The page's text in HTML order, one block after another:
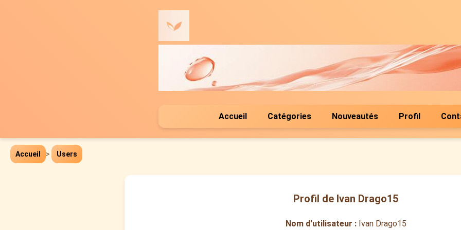
Accueil Catégories Nouveautés Profil
Accueil > Users
Profil de Ivan Drago15
Nom d'utilisateur :Ivan Drago15